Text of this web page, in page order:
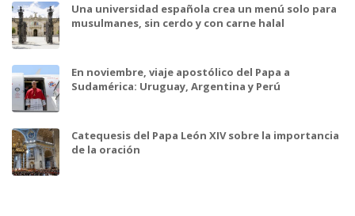
Una universidad española crea un menú solo para
musulmanes, sin cerdo y con carne halal
En noviembre, viaje apostólico del Papa a
Sudamérica: Uruguay, Argentina y Perú
Catequesis del Papa León XIV sobre la importancia
de la oración